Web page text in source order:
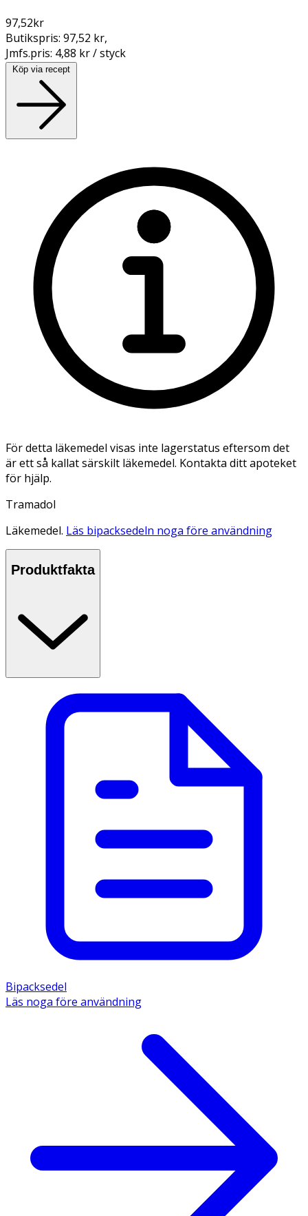
97,52kr
Butikspris: 97,52 kr,
Jmfs.pris: 4,88 kr / styck
Köp via recept
För detta läkemedel visas inte lagerstatus eftersom det
är ett så kallat särskilt läkemedel. Kontakta ditt apoteket
för hjälp.
Tramadol
Läkemedel. Läs bipacksedeln noga före användning
Produktfakta
Bipacksedel
Läs noga före användning